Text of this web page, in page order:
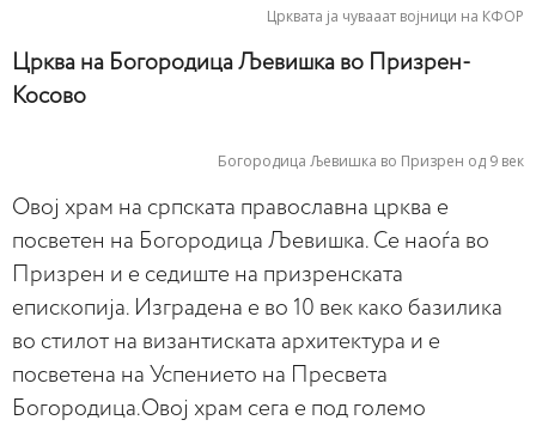
Црквата ја чувааат војници на КФОР
Црква на Богородица Љевишка во Призрен-
Косово
Богородица Љевишка во Призрен од 9 век
Овој храм на српската православна црква е
посветен на Богородица Љевишка. Се наоѓа во
Призрен и е седиште на призренската
епископија. Изградена е во 10 век како базилика
во стилот на византиската архитектура и е
посветена на Успението на Пресвета
Богородица.Овој храм сега е под големо